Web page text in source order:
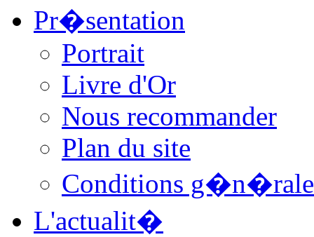
Pr�sentation
Portrait
Livre d'Or
Nous recommander
Plan du site
Conditions
L'actualit�